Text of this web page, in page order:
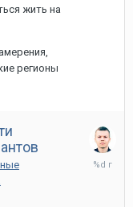
жить на
регионы
30